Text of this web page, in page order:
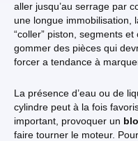
aller jusqu’au serrage par
une longue immobilisation,
“coller” piston, segments
gommer des pièces qui
forcer a tendance à
La présence d’eau ou de
cylindre peut à la fois
important, provoquer un
faire tourner le moteur.